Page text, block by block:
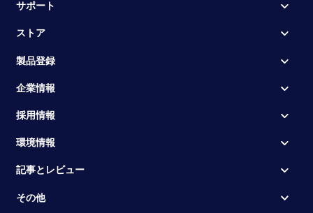
サポート
ストア
製品登録
企業情報
採用情報
環境情報
記事とレビュー
その他